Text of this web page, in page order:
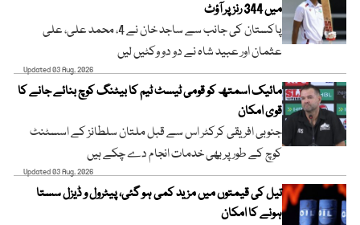
میں 344 رنز پر آؤٹ
پاکستان کی جانب سے ساجد خان نے 4، محمد علی، علی
عثمان اور عبید شاہ نے دو دو وکٹیں لیں
Updated 03 Aug, 2026
مائیک اسمتھ کو قومی ٹیسٹ ٹیم کا بیٹنگ کوچ بنائے جانے کا
قوی امکان
جنوبی افریقی کرکٹر اس سے قبل ملتان سلطانز کے اسسٹنٹ
کوچ کے طور پر بھی خدمات انجام دے چکے ہیں
Updated 03 Aug, 2026
تیل کی قیمتوں میں مزید کمی ہو گئی، پیٹرول و ڈیزل سستا
ہونے کا امکان